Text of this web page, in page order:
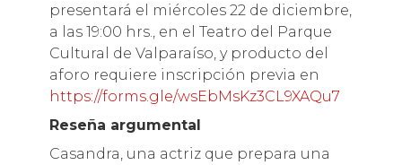
presentará el miércoles 22 de diciembre,
a las 19:00 hrs., en el Teatro del Parque
Cultural de Valparaíso, y producto del
aforo requiere inscripción previa en
https://forms.gle/wsEbMsKz3CL9XAQu7
Reseña argumental
Casandra, una actriz que prepara una